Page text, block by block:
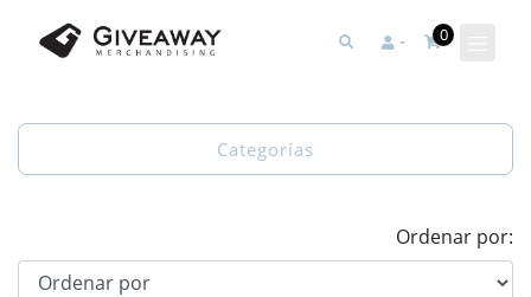
0
Categorías
Ordenar por: